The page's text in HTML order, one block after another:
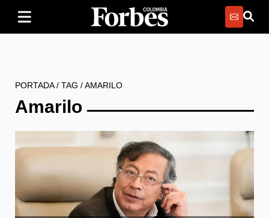
PORTADA/ TAG /AMARILO
Amarilo